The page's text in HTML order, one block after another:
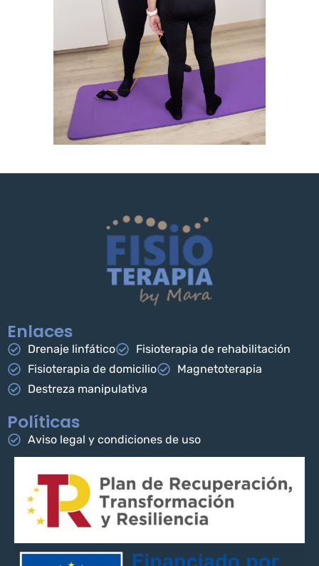
Enlaces
Drenaje linfático
Fisioterapia de rehabilitación
Fisioterapia de domicilio
Magnetoterapia
Destreza manipulativa
Políticas
Aviso legal y condiciones de uso